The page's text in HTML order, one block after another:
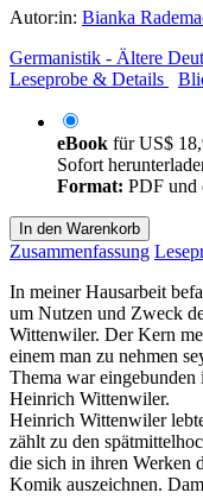
Autor:in: Bianka
Germanistik - Ältere
Leseprobe & Details
eBook fürUS$
Sofort
Format: PDF und
In den Warenkorb
Zusammenfassung
In meiner Hausarbeit
um Nutzen und Zweck
Wittenwiler. Der Kern
einem man zu nehmen
Thema war
Heinrich Wittenwiler.
Heinrich Wittenwiler
zählt zu den
die sich in ihren Werken
Komik auszeichnen.